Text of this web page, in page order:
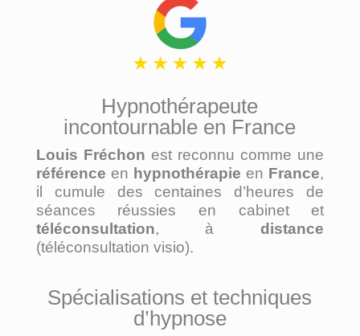
Hypnothérapeute
incontournable en France
Louis Fréchon est reconnu comme une
référence en hypnothérapie en France,
il cumule des centaines d’heures de
séances réussies en cabinet et
téléconsultation, àdistance
(téléconsultation visio).
Spécialisations et techniques
d’hypnose